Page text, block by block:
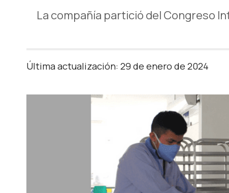
La compañía partició del Congreso
Última actualización: 29 de enero de 2024